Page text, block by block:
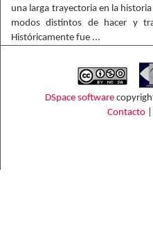
una larga trayectoria en la
modos distintos de hacer y
Históricamente fue ...
DSpace software
Contacto|